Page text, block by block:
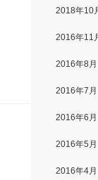
2018年10
2016年11
2016年8月
2016年7月
2016年6月
2016年5月
2016年4月